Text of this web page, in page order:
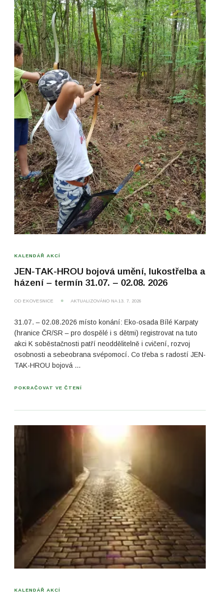
KALENDÁŘ AKCÍ
JEN-TAK-HROU bojová umění, lukostřelba a
házení – termín 31.07. – 02.08. 2026
OD EKOVESNICE AKTUALIZOVÁNO NA 13. 7. 2026
31.07. – 02.08.2026 místo konání: Eko-osada Bílé Karpaty
(hranice ČR/SR – pro dospělé i s dětmi) registrovat na tuto
akci K soběstačnosti patří neoddělitelně i cvičení, rozvoj
osobnosti a sebeobrana svépomocí. Co třeba s radostí JEN-
TAK-HROU bojová …
POKRAČOVAT VE ČTENÍ
KALENDÁŘ AKCÍ